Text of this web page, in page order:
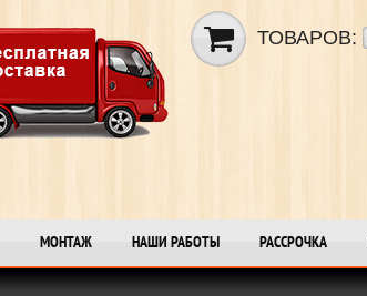
ТОВАРОВ:
МОНТАЖ НАШИ РАБОТЫ РАССРОЧКА